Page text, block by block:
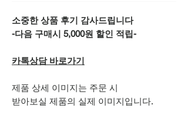
소중한 상품 후기 감사드립니다
-다음 구매시 5,000원 할인 적립-
카톡상담 바로가기
제품 상세 이미지는 주문 시
받아보실 제품의 실제 이미지입니다.